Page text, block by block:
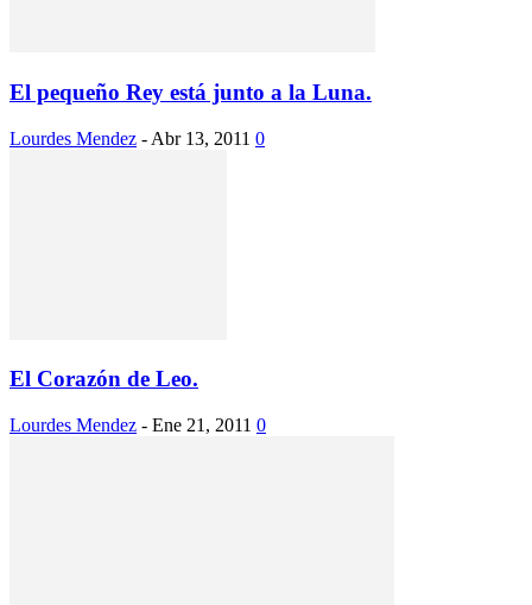
El pequeño Rey está junto a la Luna.
Lourdes Mendez - Abr 13, 2011 0
El Corazón de Leo.
Lourdes Mendez - Ene 21, 2011 0